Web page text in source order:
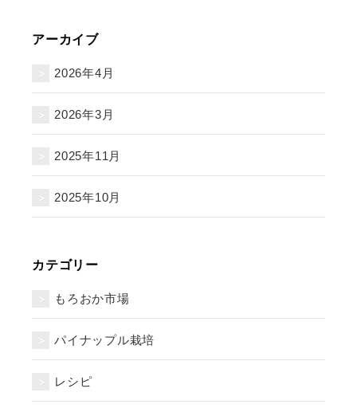
アーカイブ
2026年4月
2026年3月
2025年11月
2025年10月
カテゴリー
もろおか市場
パイナップル栽培
レシピ